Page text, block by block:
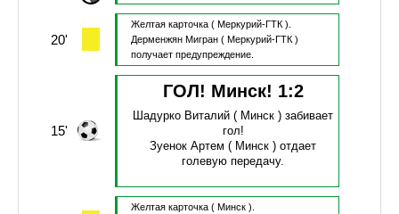
20'
Желтая карточка ( Меркурий-ГТК ).
Дерменжян Мигран( Меркурий-ГТК )
получает предупреждение.
15'
ГОЛ! Минск! 1:2
Шадурко Виталий ( Минск )забивает
гол!
Зуенок Артем ( Минск )отдает
голевую передачу.
Желтая карточка ( Минск ).